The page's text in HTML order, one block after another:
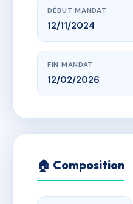
DÉBUT MANDAT
12/11/2024
FIN MANDAT
12/02/2026
🏠 Composition